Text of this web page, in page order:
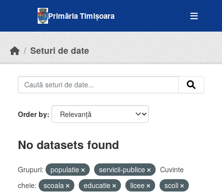
Primăria Timișoara
Seturi de date
Order by
No datasets found
Grupuri: populatie servicii-publice
Cuvinte
cheie:
scoala educatie licee
scoli